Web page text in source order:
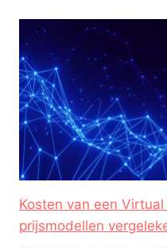
Kosten van een
prijsmodellen